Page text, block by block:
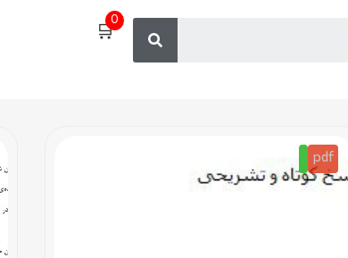
🛒0
pdf